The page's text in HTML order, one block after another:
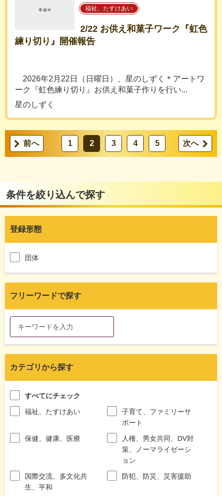
福祉、たすけあい
2/22 お供え和菓子ワーク『虹色
練り切り』開催報告
2026年2月22日（日曜日）、星のしずく＊アートワ
ーク『虹色練り切り』お供え和菓子作りを行い...
星のしずく
前へ 1 2 3 4 5 次へ
条件を絞り込んで探す
登録形態
団体
フリーワードで探す
カテゴリから探す
すべてにチェック
福祉、たすけあい
子育て、ファミリーサ
ポート
保健、健康、医療
人権、男女共同、DV対
策、ノーマライゼーシ
ョン
国際交流、多文化共
生、平和
防犯、防災、災害援助